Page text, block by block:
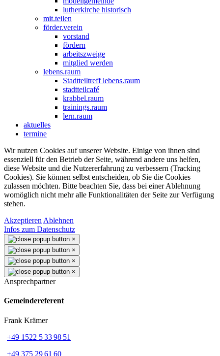
lutherkirche historisch
mit.teilen
förder.verein
vorstand
fördern
arbeitszweige
mitglied werden
lebens.raum
Stadtteiltreff lebens.raum
stadtteilcafé
krabbel.raum
trainings.raum
lern.raum
aktuelles
termine
Wir nutzen Cookies auf unserer Website. Einige von ihnen sind
essenziell für den Betrieb der Seite, während andere uns helfen,
diese Website und die Nutzererfahrung zu verbessern (Tracking
Cookies). Sie können selbst entscheiden, ob Sie die Cookies
zulassen möchten. Bitte beachten Sie, dass bei einer Ablehnung
womöglich nicht mehr alle Funktionalitäten der Seite zur Verfügung
stehen.
Akzeptieren Ablehnen
Infos zum Datenschutz
×
×
×
×
Ansprechpartner
Gemeindereferent
Frank Krämer
+49 1522 5 33 98 51
+49 375 29 61 60